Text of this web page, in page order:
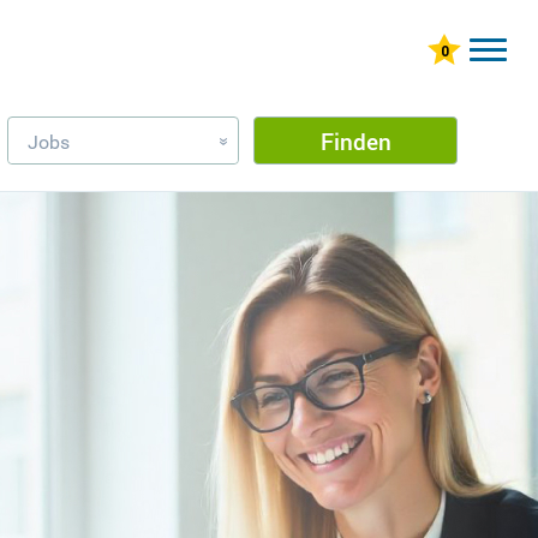
Jobs » Finden